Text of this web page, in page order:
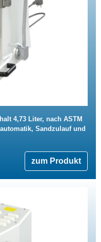
4,73 Liter, nach ASTM
Sandzulauf und
zum Produkt